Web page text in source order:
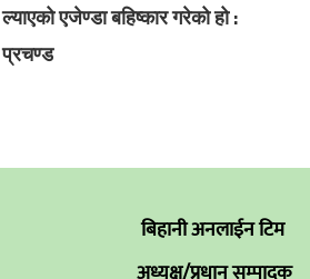
ल्याएको एजेण्डा बहिष्कार गरेको हो :
प्रचण्ड
बिहानी अनलाईन टिम